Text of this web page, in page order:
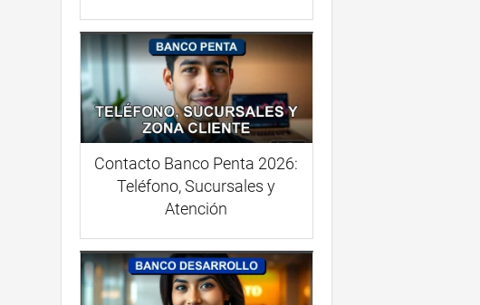
Contacto Banco Penta 2026:
Teléfono, Sucursales y
Atención